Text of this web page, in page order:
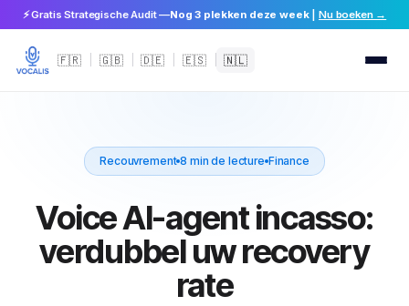
⚡ Gratis Strategische Audit —Nog 3 plekken deze week| Nu boeken →
🇫🇷 🇬🇧 🇩🇪 🇪🇸 🇳🇱
Recouvrement 8 min de lecture Finance
Voice AI-agent incasso:
verdubbel uw recovery
rate